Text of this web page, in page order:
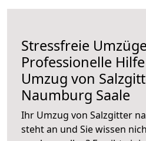
Stressfreie
Professionelle
Umzug von
Naumburg Saale
Ihr Umzug von Salzgitter
steht an und Sie wissen